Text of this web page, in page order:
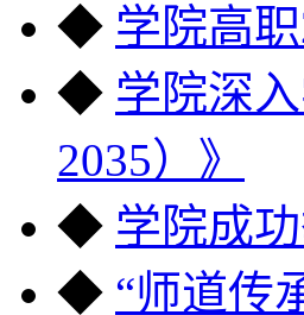
◆ 学院高
◆ 学院深
2035）》
◆ 学院成
◆ “师道传